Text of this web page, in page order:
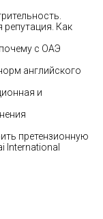
Как
с ОАЭ
английского
и
претензионную
International